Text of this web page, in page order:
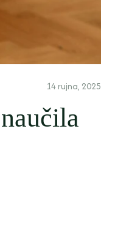
14 rujna, 2025